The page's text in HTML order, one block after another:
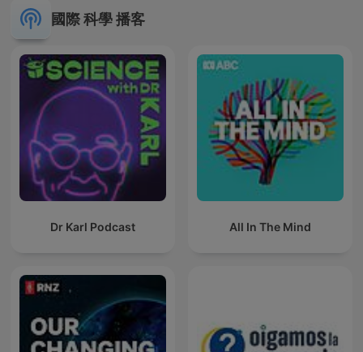
國際 科學 播客
Dr Karl Podcast All In The Mind